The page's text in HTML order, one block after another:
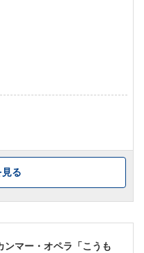
る
ンマー・オペラ「こうも